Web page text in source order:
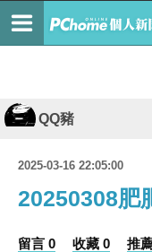
QQ豬
2025-03-16 22:05:00
20250308肥
留言 0 收藏 0 推